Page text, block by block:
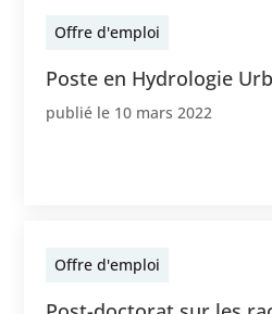
Offre d'emploi
Poste en Hydrologie
publié le 10 mars 2022
Offre d'emploi